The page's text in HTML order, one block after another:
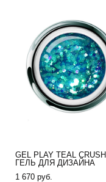
GEL PLAY TEAL CRUSH
ГЕЛЬ ДЛЯ ДИЗАЙНА
1 670 pуб.